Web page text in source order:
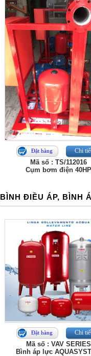
Đặt hàng Chi
Mã số : TS/112016
Cụm bơm điện
BÌNH ĐIỀU ÁP, BÌNH
Đặt hàng Chi
Mã số : VAV SERIES
Bình áp lực